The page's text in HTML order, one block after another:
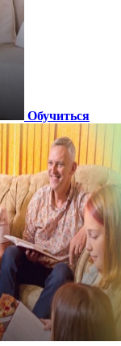
Обучиться